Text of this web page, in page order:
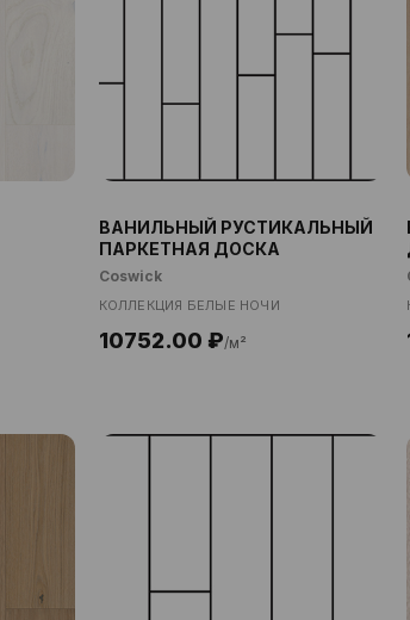
ВАНИЛЬНЫЙ РУСТИКАЛЬНЫЙ
ПАРКЕТНАЯ ДОСКА
Coswick
КОЛЛЕКЦИЯ БЕЛЫЕ НОЧИ
10752.00 ₽/м²